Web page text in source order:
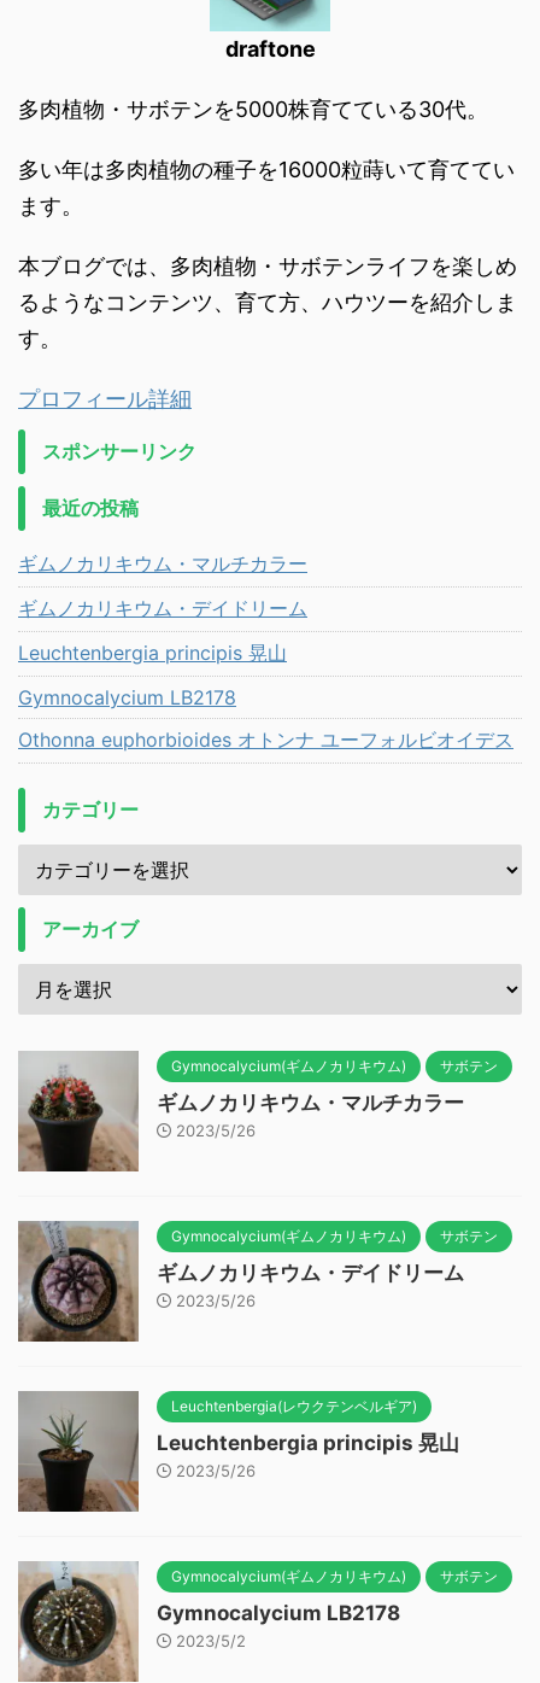
draftone
多肉植物・サボテンを5000株育てている30代。
多い年は多肉植物の種子を16000粒蒔いて育ててい
ます。
本ブログでは、多肉植物・サボテンライフを楽しめ
るようなコンテンツ、育て方、ハウツーを紹介しま
す。
プロフィール詳細
スポンサーリンク
最近の投稿
ギムノカリキウム・マルチカラー
ギムノカリキウム・デイドリーム
Leuchtenbergia principis 晃山
Gymnocalycium LB2178
Othonna euphorbioides オトンナ ユーフォルビオイデス
カテゴリー
アーカイブ
Gymnocalycium(ギムノカリキウム) サボテン
ギムノカリキウム・マルチカラー
2023/5/26
Gymnocalycium(ギムノカリキウム) サボテン
ギムノカリキウム・デイドリーム
2023/5/26
Leuchtenbergia(レウクテンベルギア)
Leuchtenbergia principis 晃山
2023/5/26
Gymnocalycium(ギムノカリキウム) サボテン
Gymnocalycium LB2178
2023/5/2